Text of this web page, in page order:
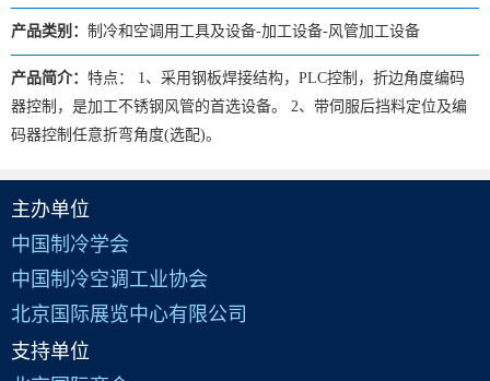
产品类别： 制冷和空调用工具及设备-加工设备-风管加工设备
产品简介： 特点： 1、采用钢板焊接结构，PLC控制，折边角度编码
器控制，是加工不锈钢风管的首选设备。 2、带伺服后挡料定位及编
码器控制任意折弯角度(选配)。
主办单位
中国制冷学会
中国制冷空调工业协会
北京国际展览中心有限公司
支持单位